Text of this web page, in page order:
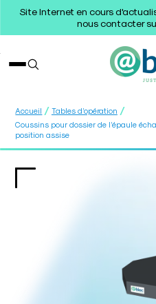
Site Internet en cours
nous contacter
Accueil / Tables d’opération /
Coussins pour dossier de l’épaule
position assise